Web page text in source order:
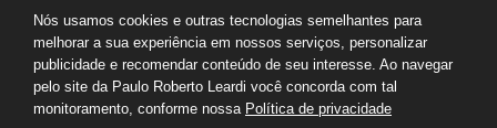
©2026Copyright - Paulo Roberto Leardi | Todos os direitos
Nós usamos cookies e outras tecnologias semelhantes para
melhorar a sua experiência em nossos serviços, personalizar
publicidade e recomendar conteúdo de seu interesse. Ao navegar
pelo site da Paulo Roberto Leardi você concorda com tal
monitoramento, conforme nossa Política de privacidade